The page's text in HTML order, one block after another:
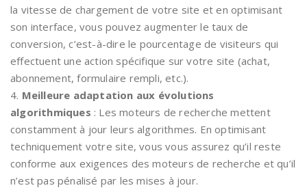
la vitesse de chargement de votre site et en optimisant
son interface, vous pouvez augmenter le taux de
conversion, c’est-à-dire le pourcentage de visiteurs qui
effectuent une action spécifique sur votre site (achat,
abonnement, formulaire rempli, etc.).
4. Meilleure adaptation aux évolutions
algorithmiques : Les moteurs de recherche mettent
constamment à jour leurs algorithmes. En optimisant
techniquement votre site, vous vous assurez qu’il reste
conforme aux exigences des moteurs de recherche et qu’il
n’est pas pénalisé par les mises à jour.